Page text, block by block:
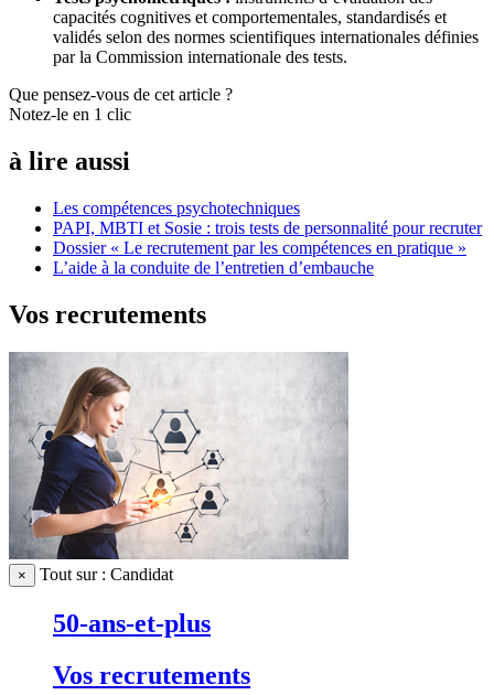
capacités cognitives et comportementales, standardisés et
validés selon des normes scientifiques internationales définies
par la Commission internationale des tests.
Que pensez-vous de cet article ?
Notez-le en 1 clic
à lire aussi
Les compétences psychotechniques
PAPI, MBTI et Sosie : trois tests de personnalité pour recruter
Dossier « Le recrutement par les compétences en pratique »
L’aide à la conduite de l’entretien d’embauche
Vos recrutements
× Tout sur : Candidat
50-ans-et-plus
Vos recrutements